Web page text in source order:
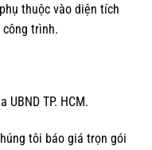
thuộc vào diện tích
trình.
TP. HCM.
tôi báo giá trọn gói